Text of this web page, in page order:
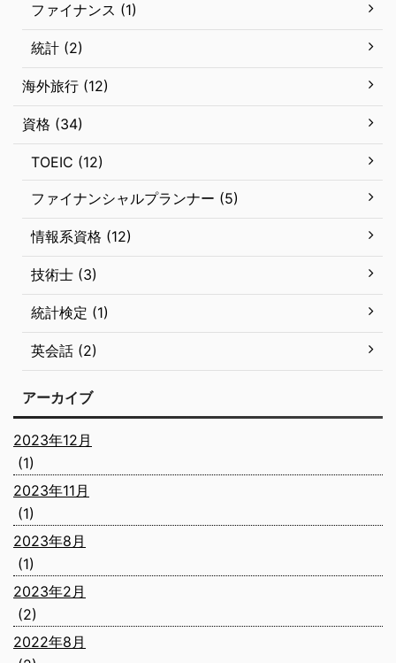
ファイナンス (1)
統計 (2)
海外旅行 (12)
資格 (34)
TOEIC (12)
ファイナンシャルプランナー (5)
情報系資格 (12)
技術士 (3)
統計検定 (1)
英会話 (2)
アーカイブ
2023年12月
(1)
2023年11月
(1)
2023年8月
(1)
2023年2月
(2)
2022年8月